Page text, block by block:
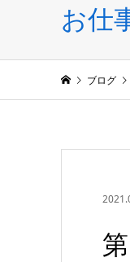
お仕
ブログ